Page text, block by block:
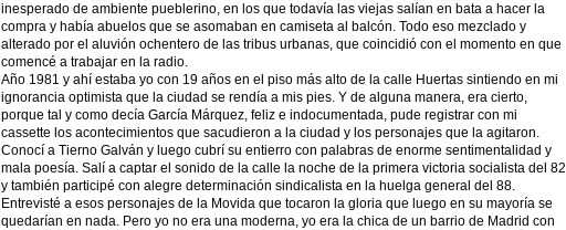
inesperado de ambiente pueblerino, en los que todavía las viejas salían en bata a hacer la
compra y había abuelos que se asomaban en camiseta al balcón. Todo eso mezclado y
alterado por el aluvión ochentero de las tribus urbanas, que coincidió con el momento en que
comencé a trabajar en la radio.
Año 1981 y ahí estaba yo con 19 años en el piso más alto de la calle Huertas sintiendo en mi
ignorancia optimista que la ciudad se rendía a mis pies. Y de alguna manera, era cierto,
porque tal y como decía García Márquez, feliz e indocumentada, pude registrar con mi
cassette los acontecimientos que sacudieron a la ciudad y los personajes que la agitaron.
Conocí a Tierno Galván y luego cubrí su entierro con palabras de enorme sentimentalidad y
mala poesía. Salí a captar el sonido de la calle la noche de la primera victoria socialista del 82
y también participé con alegre determinación sindicalista en la huelga general del 88.
Entrevisté a esos personajes de la Movida que tocaron la gloria que luego en su mayoría se
quedarían en nada. Pero yo no era una moderna, yo era la chica de un barrio de Madrid con